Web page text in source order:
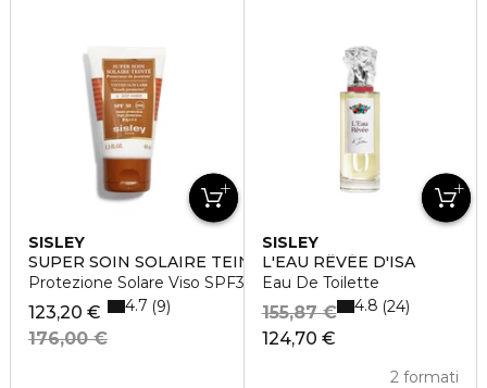
SISLEY
SUPER SOIN SOLAIRE TEINTÉ
Protezione Solare Viso SPF30
123,20 €
176,00 €
4.7 9
SISLEY
L'EAU RÊVÉE D'ISA
Eau De Toilette
124,70 €
155,87 €
2 formati
4.8 24